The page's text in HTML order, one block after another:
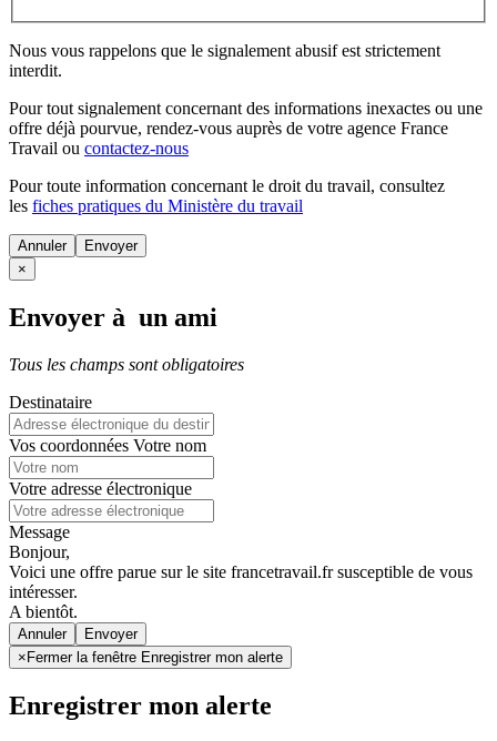
Nous vous rappelons que le signalement abusif est strictement
interdit.
Pour tout signalement concernant des informations inexactes ou une
offre déjà pourvue, rendez-vous auprès de votre agence France
Travail ou contactez-nous
Pour toute information concernant le droit du travail, consultez
les fiches pratiques du Ministère du travail
Annuler
×
Envoyer à un ami
Tous les champs sont obligatoires
Destinataire
Vos coordonnées Votre nom
Votre adresse électronique
Message
Bonjour,
Voici une offre parue sur le site francetravail.fr susceptible de vous
intéresser.
A bientôt.
Annuler
× Fermer la fenêtre Enregistrer mon alerte
Enregistrer mon alerte